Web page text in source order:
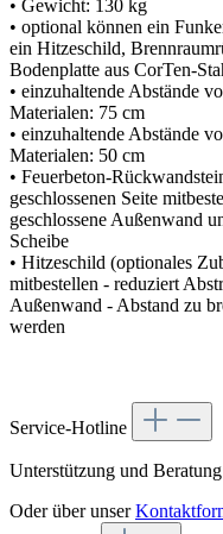
• Gewicht: 130 kg
• optional können ein
ein Hitzeschild,
Bodenplatte aus CorTen-
• einzuhaltende Abstände
Materialen: 75 cm
• einzuhaltende Abstände
Materialen: 50 cm
• Feuerbeton-
geschlossenen Seite
geschlossene Außenwand
Scheibe
• Hitzeschild (optionales
mitbestellen - reduziert
Außenwand - Abstand zu
werden
Service-Hotline
Unterstützung und
Oder über unser